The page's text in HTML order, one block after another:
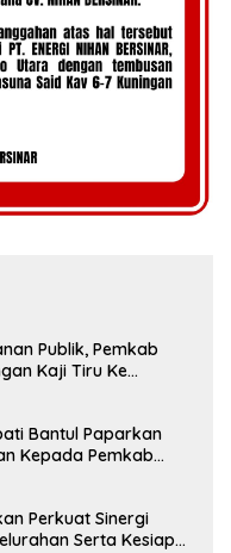
Publik, Pemkab
Kaji Tiru Ke
Bantul Paparkan
Kepada Pemkab
Perkuat Sinergi
Serta Kesiapan